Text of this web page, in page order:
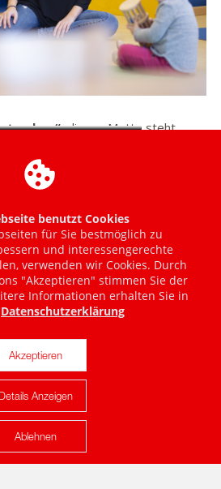
Karte anzeigen
benutzt Cookies
für Sie bestmöglich zu
und interessengerechte
verwenden wir Cookies. Durch
"Akzeptieren" stimmen Sie der
Informationen erhalten Sie in
Datenschutzerklärung
Akzeptieren
Details Anzeigen
Ablehnen